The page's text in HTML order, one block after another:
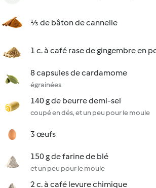
⅓ de bâton de cannelle
1 c. à café rase de gingembre en
8 capsules de cardamome
égrainées
140 g de beurre demi-sel
coupé en dés, et un peu pour le moule
3 œufs
150 g de farine de blé
et un peu pour le moule
2 c. à café levure chimique